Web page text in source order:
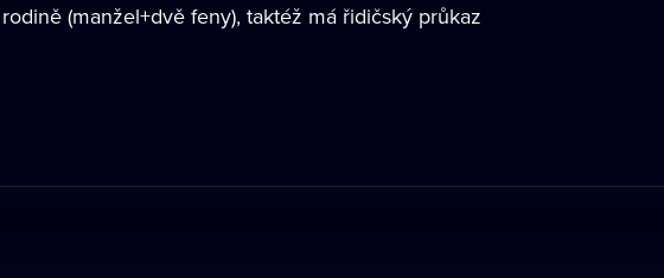
(manžel+dvě feny), taktéž má řidičský průkaz